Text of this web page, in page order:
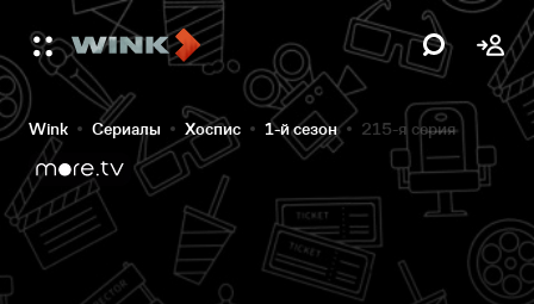
Wink Сериалы Хоспис 1-й сезон 215-я серия